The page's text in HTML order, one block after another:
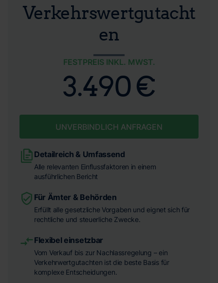
Verkehrswertgutacht
en
FESTPREIS INKL. MWST.
3.490 €
UNVERBINDLICH ANFRAGEN
Detailreich & Umfassend
Alle relevanten Einflussfaktoren in einem
ausführlichen Bericht
Für Ämter & Behörden
Erfüllt alle gesetzliche Vorgaben und eignet sich für
rechtliche und steuerliche Zwecke.
Flexibel einsetzbar
Vom Verkauf bis zur Nachlassregelung – ein
Verkehrwertgutachten ist die beste Basis für
komplexe Entscheidungen.